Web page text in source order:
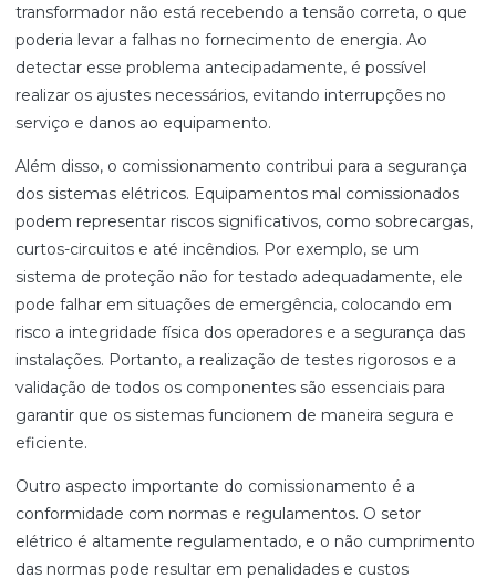
transformador não está recebendo a tensão correta, o que
poderia levar a falhas no fornecimento de energia. Ao
detectar esse problema antecipadamente, é possível
realizar os ajustes necessários, evitando interrupções no
serviço e danos ao equipamento.
Além disso, o comissionamento contribui para a segurança
dos sistemas elétricos. Equipamentos mal comissionados
podem representar riscos significativos, como sobrecargas,
curtos-circuitos e até incêndios. Por exemplo, se um
sistema de proteção não for testado adequadamente, ele
pode falhar em situações de emergência, colocando em
risco a integridade física dos operadores e a segurança das
instalações. Portanto, a realização de testes rigorosos e a
validação de todos os componentes são essenciais para
garantir que os sistemas funcionem de maneira segura e
eficiente.
Outro aspecto importante do comissionamento é a
conformidade com normas e regulamentos. O setor
elétrico é altamente regulamentado, e o não cumprimento
das normas pode resultar em penalidades e custos